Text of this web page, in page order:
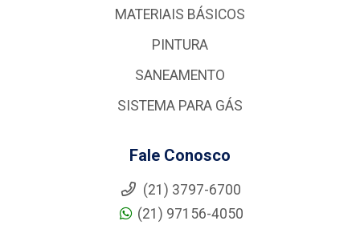
MATERIAIS BÁSICOS
PINTURA
SANEAMENTO
SISTEMA PARA GÁS
Fale Conosco
(21) 3797-6700
(21) 97156-4050